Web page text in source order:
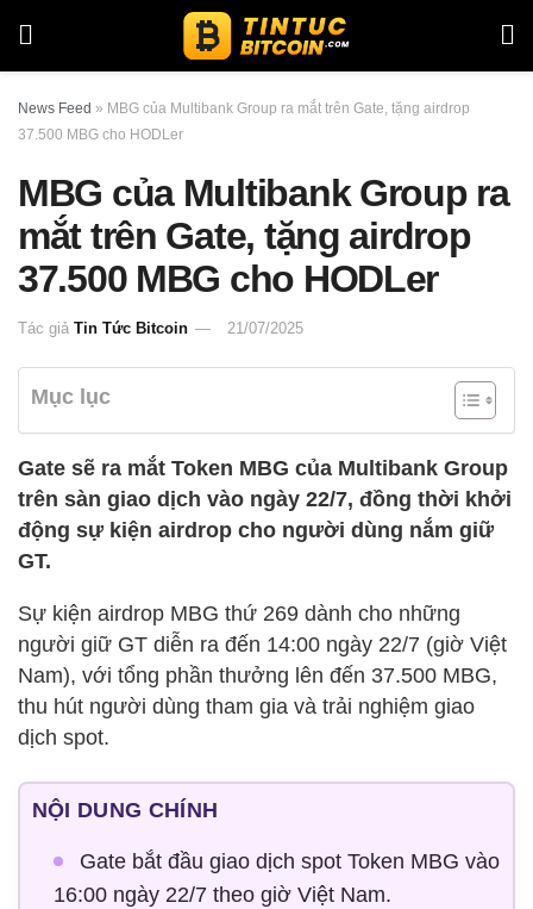
News Feed » MBG của Multibank Group ra mắt trên Gate, tặng airdrop
37.500 MBG cho HODLer
MBG của Multibank Group ra
mắt trên Gate, tặng airdrop
37.500 MBG cho HODLer
Tác giả Tin Tức Bitcoin 21/07/2025
Mục lục
Gate sẽ ra mắt Token MBG của Multibank Group
trên sàn giao dịch vào ngày 22/7, đồng thời khởi
động sự kiện airdrop cho người dùng nắm giữ
GT.
Sự kiện airdrop MBG thứ 269 dành cho những
người giữ GT diễn ra đến 14:00 ngày 22/7 (giờ Việt
Nam), với tổng phần thưởng lên đến 37.500 MBG,
thu hút người dùng tham gia và trải nghiệm giao
dịch spot.
NỘI DUNG CHÍNH
Gate bắt đầu giao dịch spot Token MBG vào
16:00 ngày 22/7 theo giờ Việt Nam.